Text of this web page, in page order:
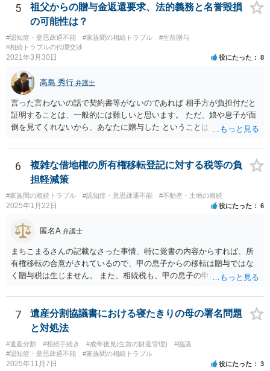
後見人から相談があることも考えられます。 また、お祖母さんがお亡
くなりになった場合、相続人となる可能性がありますが、 その場合は
相続放棄されれば問題ありません。 ３） 完全に拒否する方法はないか
もしれませんが、 関わりを持ちたくないとのことでしたら、親族の意
見書にその旨を記載して提出しておけば良いかも知れません。 後見人
は低いと考えられます。 以上、ご参考になさってください。
5
祖父からの贈与金返還要求、法的義務と名誉毀損
の可能性は？
#認知症・意思疎通不能 #家族間の相続トラブル
#生前贈与
#相続トラブルの代理交渉
2021年3月30日 役にたった 8
高島 秀行 弁護士
言った言わないの話で契約書等がないのであれば 相手方が負担付だと
証明することは、一般的には難しいと思います。 ただ、娘や息子が面
倒を見てくれないから、あなたに贈与した ということは あなたは面倒
性はあります。 祖父は、なぜあなたが面倒を見ないと言ったのに贈与
してくれたのか ということが問題となる可能性はあります。 祖父が認
知症という診断を受ければ 贈与時に判断能力がなかったから無効だと
主張してくる可能性はあります。 それが通るかは、医師の診断時期と
診断内容によります。
6
複雑な借地権の所有権移転登記に対する税等の負
担軽減策
#家族間の相続トラブル #認知症・意思疎通不能 #不動産・土地の相続
2025年1月22日 役にたった 6
匿名A 弁護士
まちこまるさんの記載なさった事情、特に覚書の内容からすれば、所
有権移転の合意がされているので、甲の息子からの移転は贈与ではな
く贈与税は生じません。 また、相続税も、甲の息子の申告の内容の問
で、支払う義務はないということになります。 所有権移転登記を求め
て裁判を起こすというのが本筋でしょう。 弁護士に依頼してくださ
7
遺産分割協議書における寝たきりの母の署名問題
と対処法
#遺産分割 #相続手続き #成年後見(生前の財産管理)
#協議
#認知症・意思疎通不能
#家族間の相続トラブル
2025年11月7日 役にたった 3